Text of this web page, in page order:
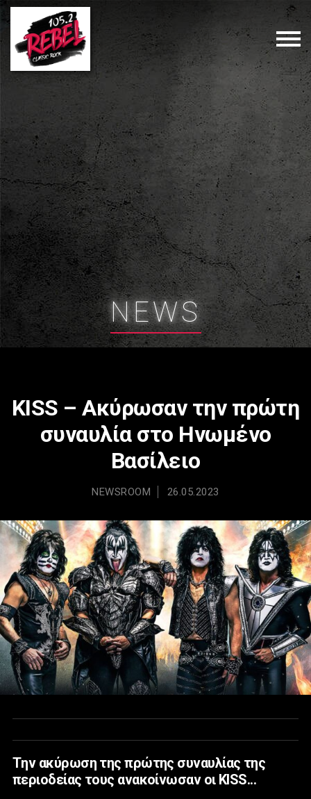
NEWS
KISS – Ακύρωσαν την πρώτη
συναυλία στο Ηνωμένο
Βασίλειο
NEWSROOM 26.05.2023
Tην ακύρωση της πρώτης συναυλίας της
περιοδείας τους ανακοίνωσαν οι KISS...